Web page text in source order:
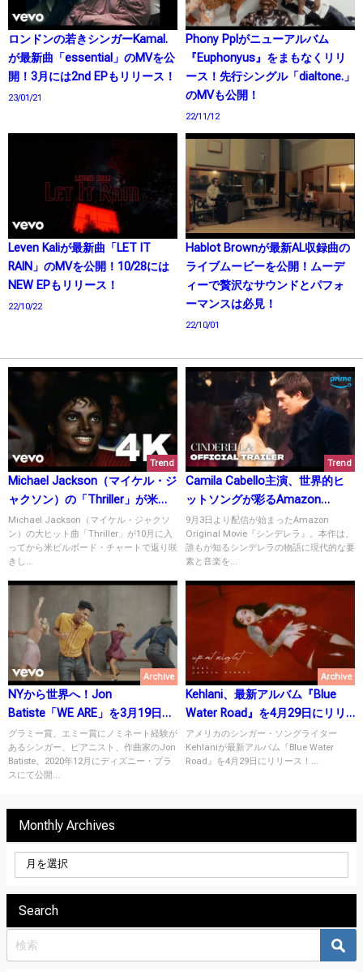
ロンドンの若きシンガーKamal.
が最新曲「essential」のMVを公
開！3月には2nd EPもリリース！
23/01/21
Phony Pplがニューアルバム
『Euphonyus』をまもなくリリ
ース！先行シングル「dialtone.」
のMVも公開！
22/11/12
Leven Kaliが最新曲「LET IT
RAIN」のMVを公開！10/28には
NEW EPもリリース！
22/10/22
Hablot Brownが最新AL収録曲の
ライブムービーを公開！ムーデ
ィーで贅沢なサウンドとパフォ
ーマンスは必見！
22/10/01
Trend
Michael Jackson（マイケル・ジ
ャクソン）の「Thriller」が米ビ
ルボード・チャートで急上昇
中！
Michael Jackson（マイケル・ジャクソ
ン）の大ヒット曲「Thriller」が10月に入
ってから米ビルボード・チャートで返り咲
きし...
Trend
Camila Cabello主演、世界的ヒ
ットソングが彩るAmazon
Original Movie『シンデレラ』と
は？
9月3日より配信が始まったAmazon
Original Movie『シンデレラ』。本作は、
誰もが知るシンデレラの物語に現代的な要
素と音楽を...
Archive
NYから世界へ！Jon
Batiste「WE ARE」を3月19日に
リリース！
グラミー賞、エミー賞にノミネート経験が
あるシンガー、ピアニスト、作曲家のJon
Batiste。2020年12月にディズニー・プラ
スにて公開...
Archive
Kehlani、最新アルバム『Blue
Water Road』を4月29日にリリ
ース！
アメリカのシンガー・ソングライター
Kehlaniが最新アルバム『Blue Water
Road』を4月29日にリリース！...
Monthly Archives
Search